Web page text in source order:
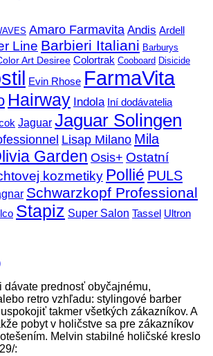
Amaro Farmavita Andis Ardell
Line Barbieri Italiani Barburys
Art Desiree Colortrak Cooboard Disicide
Evin Rhose FarmaVita
Hairway Indola Iní dodávatelia
Jaguar Jaguar Solingen
Lisap Milano Mila
Garden Osis+ Ostatní
kozmetiky Pollié PULS
Schwarzkopf Professional
Stapiz Super Salon Tassel Ultron
dávate prednosť obyčajnému,
retro vzhľadu: stylingové barber
takmer všetkých zákazníkov. A
pobyt v holičstve sa pre zákazníkov
Melvin stabilné holičské kreslo
: